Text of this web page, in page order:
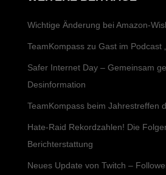
Wichtige Änderung bei Amazon-
TeamKompass zu Gast im Podcast
Safer Internet Day – Gemeinsam
Desinformation
TeamKompass beim Jahrestreffen
Hate-Raid Rekordzahlen! Die
Berichterstattung
Neues Update von Twitch –